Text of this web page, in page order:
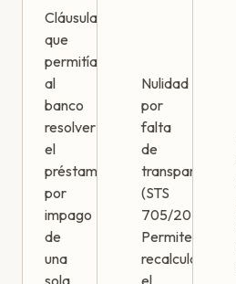
Cláusula
que
permitía
al
banco
resolver
el
préstamo
por
impago
de
una
sola
Nulidad
por
falta
de
transparencia
(STS
705/2015).
Permite
recalcular
el